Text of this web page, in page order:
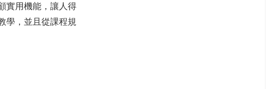
實用機能，讓人得
學，並且從課程規